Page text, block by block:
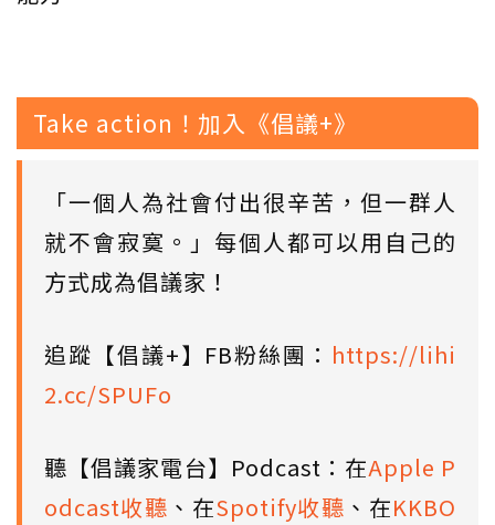
Take action！加入《倡議+》
「一個人為社會付出很辛苦，但一群人
就不會寂寞。」每個人都可以用自己的
方式成為倡議家！
追蹤【倡議+】FB粉絲團： https://lihi
2.cc/SPUFo
聽【倡議家電台】Podcast：在Apple P
odcast收聽 、在Spotify收聽 、在KKBO